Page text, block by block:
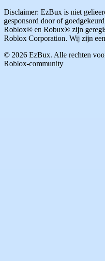
Disclaimer: EzBux is niet
gesponsord door of
Roblox® en Robux® zijn
Roblox Corporation. Wij zijn
© 2026 EzBux. Alle rechten
Roblox-community